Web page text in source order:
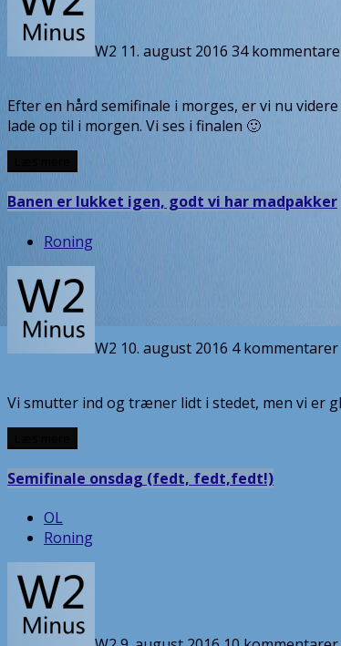
W2 11. august 2016 34
Efter en hård semifinale i morges, er vi nu
lade op til i morgen. Vi ses i finalen 🙂
Banen er lukket igen, godt vi har madpakker
Roning
W2 10. august 2016 4 kommentarer
Vi smutter ind og træner lidt i stedet, men vi er
Semifinale onsdag (fedt, fedt,fedt!)
OL
Roning